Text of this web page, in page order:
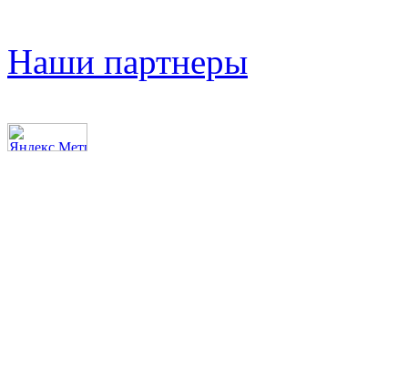
Наши партнеры